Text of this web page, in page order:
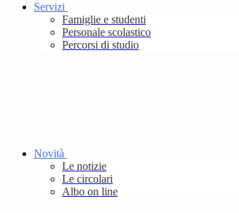
Servizi
Famiglie e studenti
Personale scolastico
Percorsi di studio
Novità
Le notizie
Le circolari
Albo on line